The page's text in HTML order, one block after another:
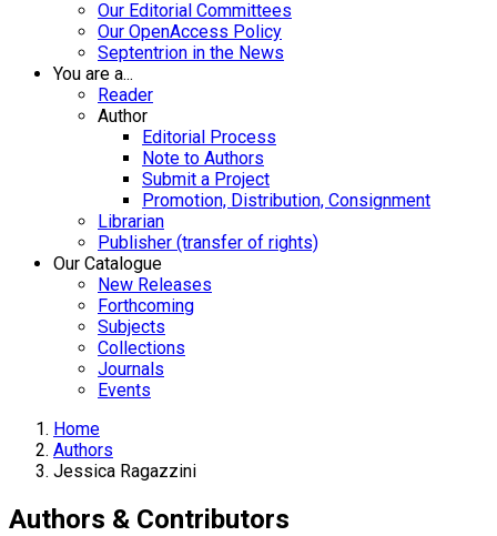
Our Editorial Committees
Our OpenAccess Policy
Septentrion in the News
You are a...
Reader
Author
Editorial Process
Note to Authors
Submit a Project
Promotion, Distribution, Consignment
Librarian
Publisher (transfer of rights)
Our Catalogue
New Releases
Forthcoming
Subjects
Collections
Journals
Events
Home
Authors
Jessica Ragazzini
Authors & Contributors